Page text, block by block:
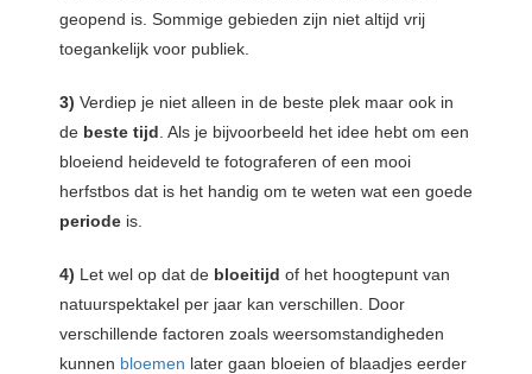
geopend is. Sommige gebieden zijn niet altijd vrij
toegankelijk voor publiek.
3) Verdiep je niet alleen in de beste plek maar ook in
de beste tijd . Als je bijvoorbeeld het idee hebt om een
bloeiend heideveld te fotograferen of een mooi
herfstbos dat is het handig om te weten wat een goede
periode is.
4) Let wel op dat de bloeitijd of het hoogtepunt van
natuurspektakel per jaar kan verschillen. Door
verschillende factoren zoals weersomstandigheden
kunnen bloemen later gaan bloeien of blaadjes eerder